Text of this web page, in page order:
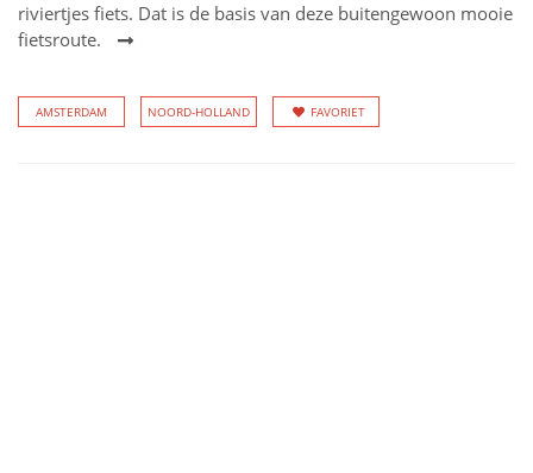
riviertjes fiets. Dat is de basis van deze buitengewoon mooie
fietsroute.
AMSTERDAM NOORD-HOLLAND FAVORIET